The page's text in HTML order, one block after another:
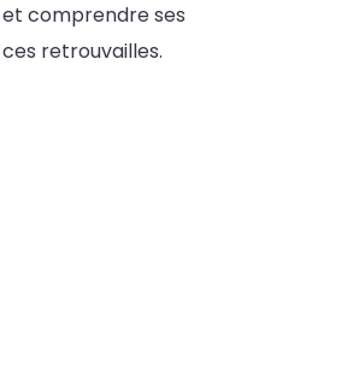
et comprendre ses
retrouvailles.